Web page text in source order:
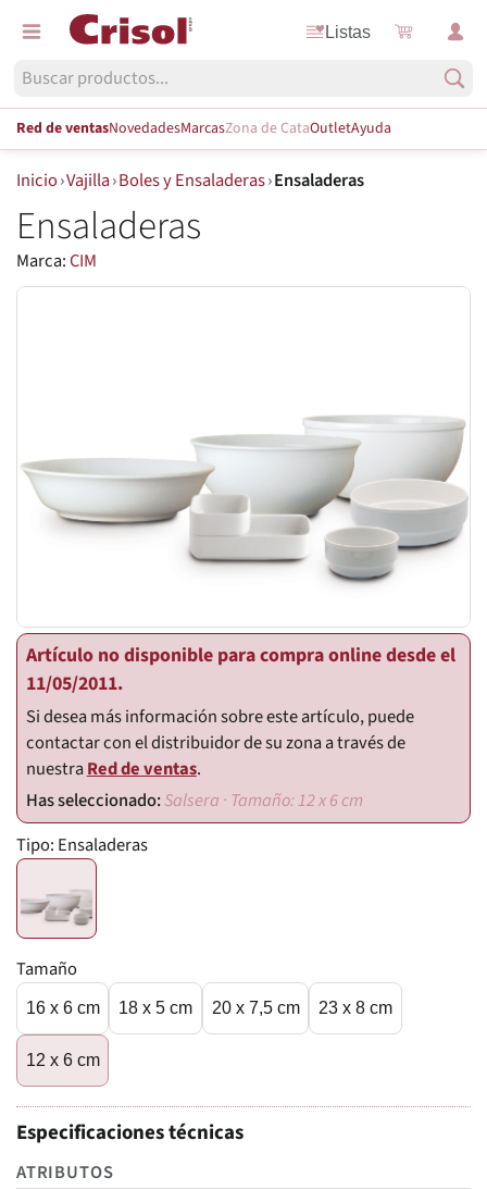
Listas
Red de ventasNovedadesMarcasZona de CataOutletAyuda
Inicio›Vajilla›Boles y Ensaladeras›Ensaladeras
Ensaladeras
Marca:CIM
Artículo no disponible para compra online desde el
11/05/2011.
Si desea más información sobre este artículo, puede
contactar con el distribuidor de su zona a través de
nuestraRed de ventas.
Salsera · Tamaño: 12 x 6 cm
Tipo: Ensaladeras
Tamaño
16 x 6 cm 18 x 5 cm 20 x 7,5 cm 23 x 8 cm
12 x 6 cm
Especificaciones técnicas
ATRIBUTOS